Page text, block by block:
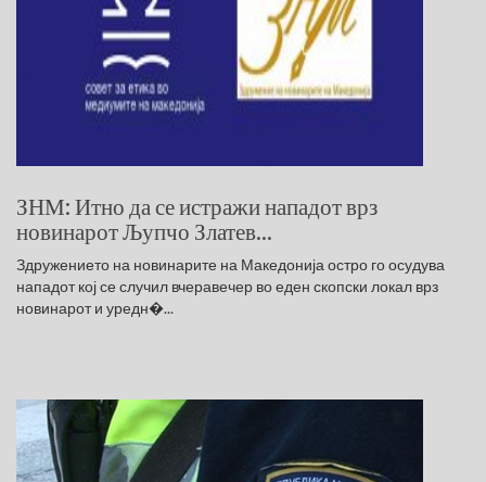
ЗНМ: Итно да се истражи нападот врз
новинарот Љупчо Златев...
Здружението на новинарите на Македонија остро го осудува
нападот кој се случил вчеравечер во еден скопски локал врз
новинарот и уредн�...